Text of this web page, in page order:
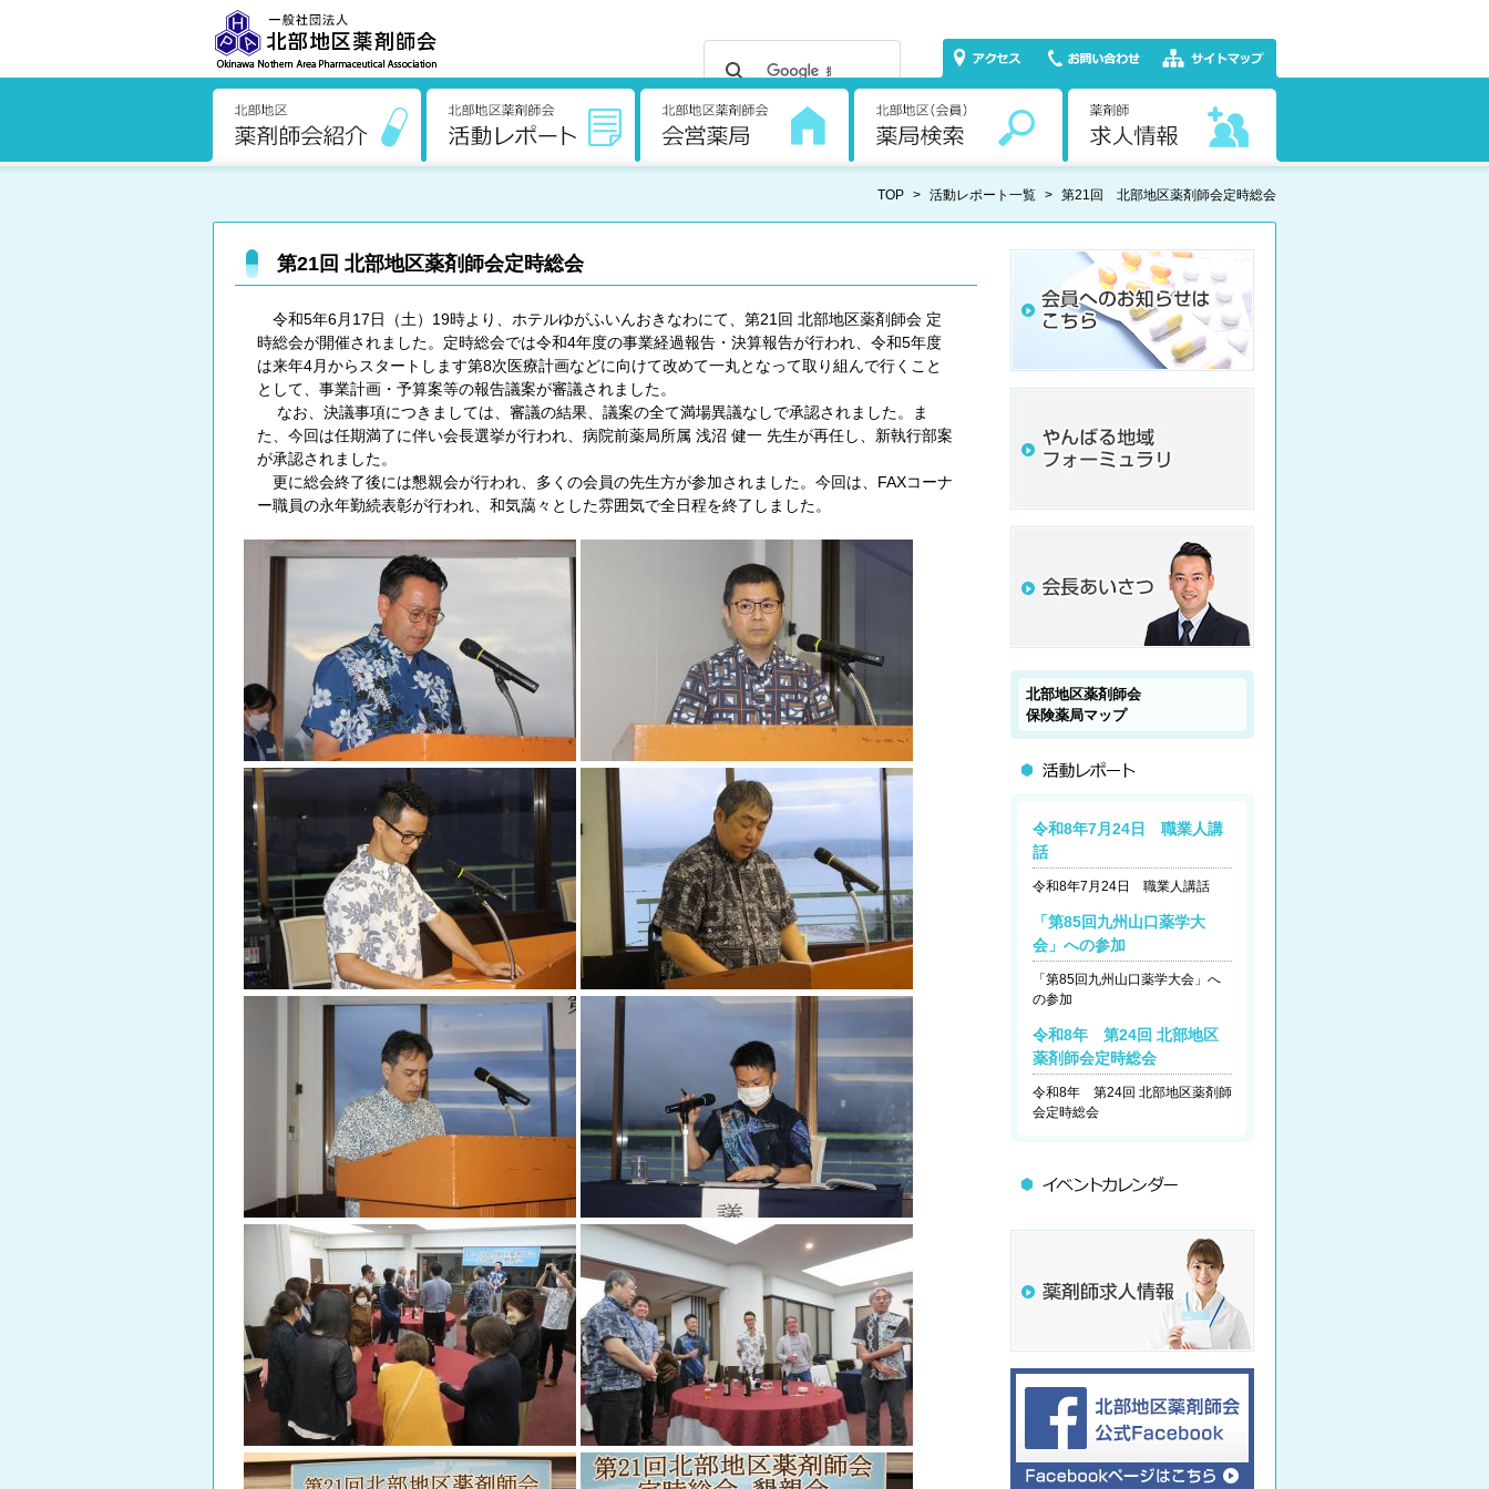
TOP > 活動レポート一覧 > 第21回 北部地区薬剤師会定時総会
第21回 北部地区薬剤師会定時総会
令和5年6月17日（土）19時より、ホテルゆがふいんおきなわにて、第21回 北部地区薬剤師会 定
時総会が開催されました。定時総会では令和4年度の事業経過報告・決算報告が行われ、令和5年度
は来年4月からスタートします第8次医療計画などに向けて改めて一丸となって取り組んで行くこと
として、事業計画・予算案等の報告議案が審議されました。
なお、決議事項につきましては、審議の結果、議案の全て満場異議なしで承認されました。ま
た、今回は任期満了に伴い会長選挙が行われ、病院前薬局所属 浅沼 健一 先生が再任し、新執行部案
が承認されました。
更に総会終了後には懇親会が行われ、多くの会員の先生方が参加されました。今回は、FAXコーナ
ー職員の永年勤続表彰が行われ、和気藹々とした雰囲気で全日程を終了しました。
北部地区薬剤師会
保険薬局マップ
令和8年7月24日 職業人講
話
令和8年7月24日 職業人講話
「第85回九州山口薬学大
会」への参加
「第85回九州山口薬学大会」へ
の参加
令和8年 第24回 北部地区
薬剤師会定時総会
令和8年 第24回 北部地区薬剤師
会定時総会